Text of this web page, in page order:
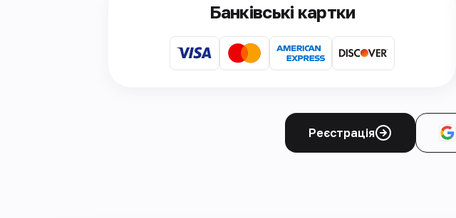
Банківські картки
Реєстрація